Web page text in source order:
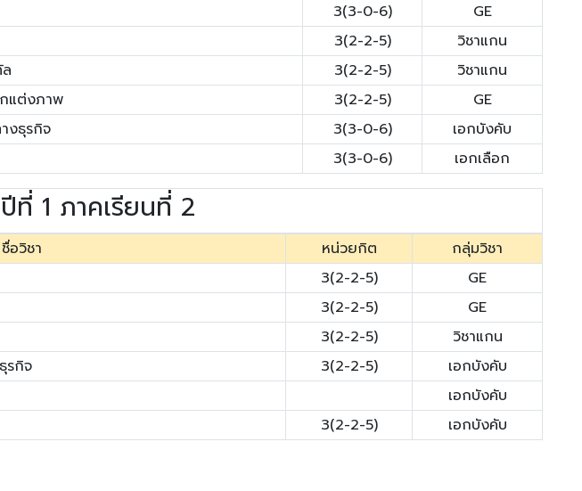
3(3-0-6)
GE
3(2-2-5)
วิชาแกน
3(2-2-5)
วิชาแกน
แต่งภาพ 3(2-2-5)
GE
งธุรกิจ 3(3-0-6)
เอกบังคับ
3(3-0-6) เอกเลือก
ที่ 1 ภาคเรียนที่ 2
ชื่อวิชา หน่วยกิต
กลุ่มวิชา
3(2-2-5)
GE
3(2-2-5)
GE
3(2-2-5)
วิชาแกน
รกิจ 3(2-2-5)
เอกบังคับ
เอกบังคับ
3(2-2-5) เอกบังคับ